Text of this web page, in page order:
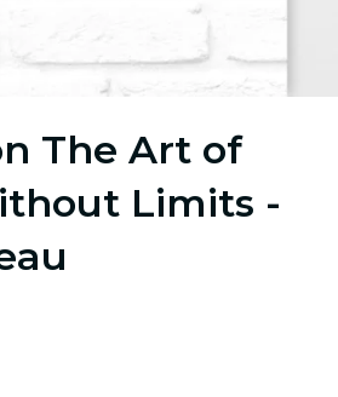
The Art of
Limits -